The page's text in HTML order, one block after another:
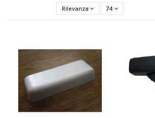
Rilevanza 74